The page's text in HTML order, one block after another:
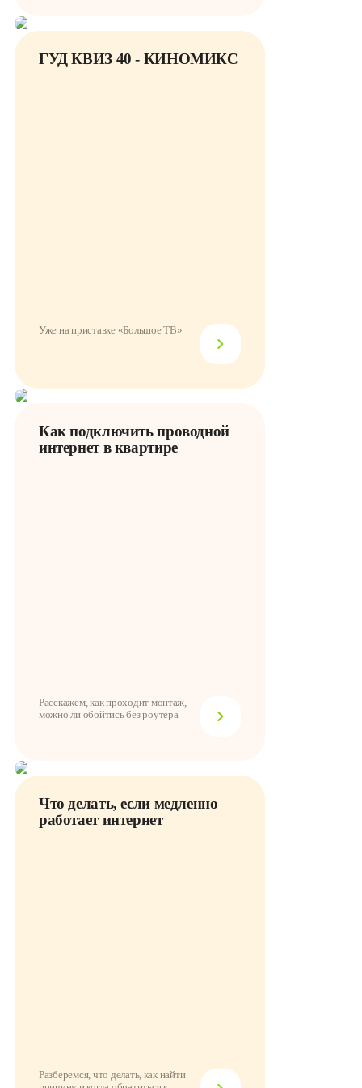
ГУД КВИЗ 40 - КИНОМИКС
Уже на приставке «Большое ТВ»
Как подключить проводной
интернет в квартире
Расскажем, как проходит монтаж,
можно ли обойтись без роутера
Что делать, если медленно
работает интернет
Разберемся, что делать, как найти